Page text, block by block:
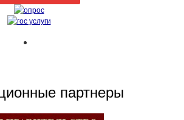
партнеры